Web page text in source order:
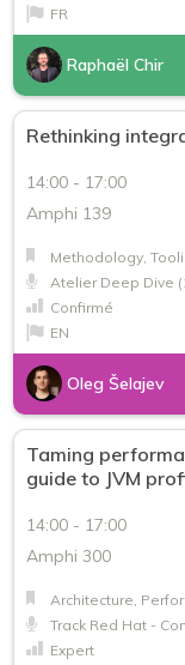
FR
Raphaël Chir
Rethinking
14:00 - 17:00
Amphi 139
Methodology,
Atelier Deep Dive
Confirmé
EN
Oleg Šelajev
Taming
guide to JVM
14:00 - 17:00
Amphi 300
Architecture,
Track Red Hat -
Expert